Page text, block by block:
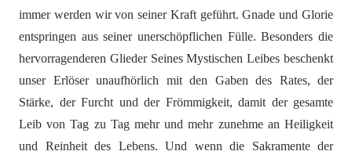
immer werden wir von seiner Kraft geführt. Gnade und Glorie
entspringen aus seiner unerschöpflichen Fülle. Besonders die
hervorragenderen Glieder Seines Mystischen Leibes beschenkt
unser Erlöser unaufhörlich mit den Gaben des Rates, der
Stärke, der Furcht und der Frömmigkeit, damit der gesamte
Leib von Tag zu Tag mehr und mehr zunehme an Heiligkeit
und Reinheit des Lebens. Und wenn die Sakramente der